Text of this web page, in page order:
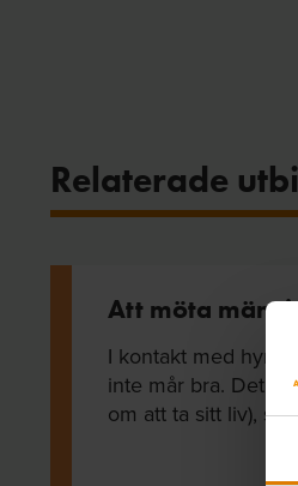
Relaterade
Att möta
I kontakt med
inte mår bra. Det
om att ta sitt liv),